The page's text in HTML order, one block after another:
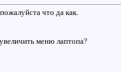
что да как.
меню лаптопа?